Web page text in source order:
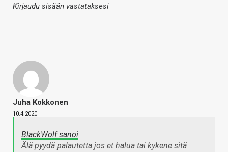
Kirjaudu sisään vastataksesi
Juha Kokkonen
10.4.2020
BlackWolf sanoi
Älä pyydä palautetta jos et halua tai kykene sitä